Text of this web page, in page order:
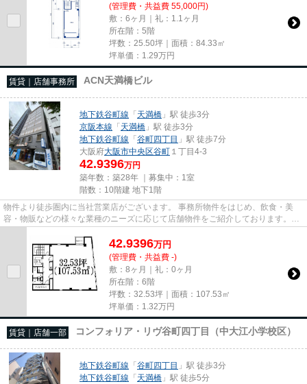
(管理費・共益費 55,000円)
敷：6ヶ月｜礼：1.1ヶ月
所在階：5階
坪数：25.50坪｜面積：84.33㎡
坪単価： 1.29万円
賃貸｜店舗事務所 ACN天満橋ビル
地下鉄谷町線 「天満橋 」駅 徒歩3分
京阪本線 「天満橋 」駅 徒歩3分
地下鉄谷町線 「谷町四丁目 」駅 徒歩7分
大阪府大阪市中央区谷町 １丁目4-3
42.9396万円
築年数：築28年 ｜募集中： 1室
階数：10階建 地下1階
物件より徒歩圏内に当社営業店がございます。 事務所物件をはじめ、飲食・美
容・物販などの様々な業種のニーズに応じて店舗物件をご紹介しております。
尚、弊社ではおとり広告は一切...
42.9396万円
(管理費・共益費 -)
敷：8ヶ月｜礼：0ヶ月
所在階：6階
坪数：32.53坪｜面積：107.53㎡
坪単価： 1.32万円
賃貸｜店舗一部 コンフォリア・リヴ谷町四丁目（中大江小学校区）
地下鉄谷町線 「谷町四丁目 」駅 徒歩3分
地下鉄谷町線 「天満橋 」駅 徒歩5分